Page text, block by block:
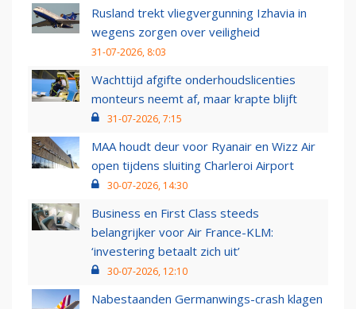
Rusland trekt vliegvergunning Izhavia in
wegens zorgen over veiligheid
31-07-2026, 8:03
Wachttijd afgifte onderhoudslicenties
monteurs neemt af, maar krapte blijft
31-07-2026, 7:15
MAA houdt deur voor Ryanair en Wizz Air
open tijdens sluiting Charleroi Airport
30-07-2026, 14:30
Business en First Class steeds
belangrijker voor Air France-KLM:
‘investering betaalt zich uit’
30-07-2026, 12:10
Nabestaanden Germanwings-crash klagen